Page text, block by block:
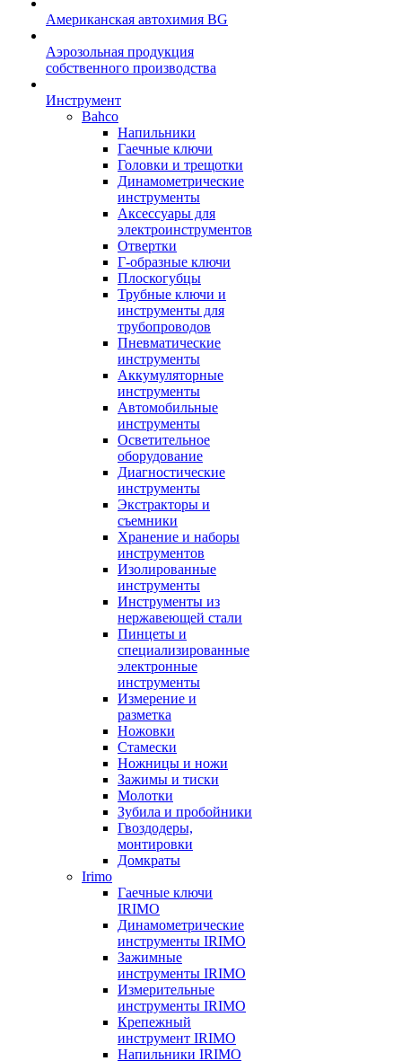
Американская автохимия BG
Аэрозольная продукция
собственного производства
Инструмент
Bahco
Напильники
Гаечные ключи
Головки и трещотки
Динамометрические
инструменты
Аксессуары для
электроинструментов
Отвертки
Г-образные ключи
Плоскогубцы
Трубные ключи и
инструменты для
трубопроводов
Пневматические
инструменты
Аккумуляторные
инструменты
Автомобильные
инструменты
Осветительное
оборудование
Диагностические
инструменты
Экстракторы и
съемники
Хранение и наборы
инструментов
Изолированные
инструменты
Инструменты из
нержавеющей стали
Пинцеты и
специализированные
электронные
инструменты
Измерение и
разметка
Ножовки
Стамески
Ножницы и ножи
Зажимы и тиски
Молотки
Зубила и пробойники
Гвоздодеры,
монтировки
Домкраты
Irimo
Гаечные ключи
IRIMO
Динамометрические
инструменты IRIMO
Зажимные
инструменты IRIMO
Измерительные
инструменты IRIMO
Крепежный
инструмент IRIMO
Напильники IRIMO